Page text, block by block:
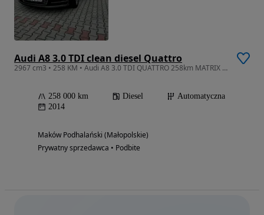
Audi A8 3.0 TDI clean diesel Quattro
2967 cm3 • 258 KM • Audi A8 3.0 TDI QUATTRO 258km MATRIX NAVI SKÓRA WEBASTO F-ra 23% Bezw
258 000 km Diesel
Automatyczna
2014
Maków Podhalański (Małopolskie)
Prywatny sprzedawca • Podbite